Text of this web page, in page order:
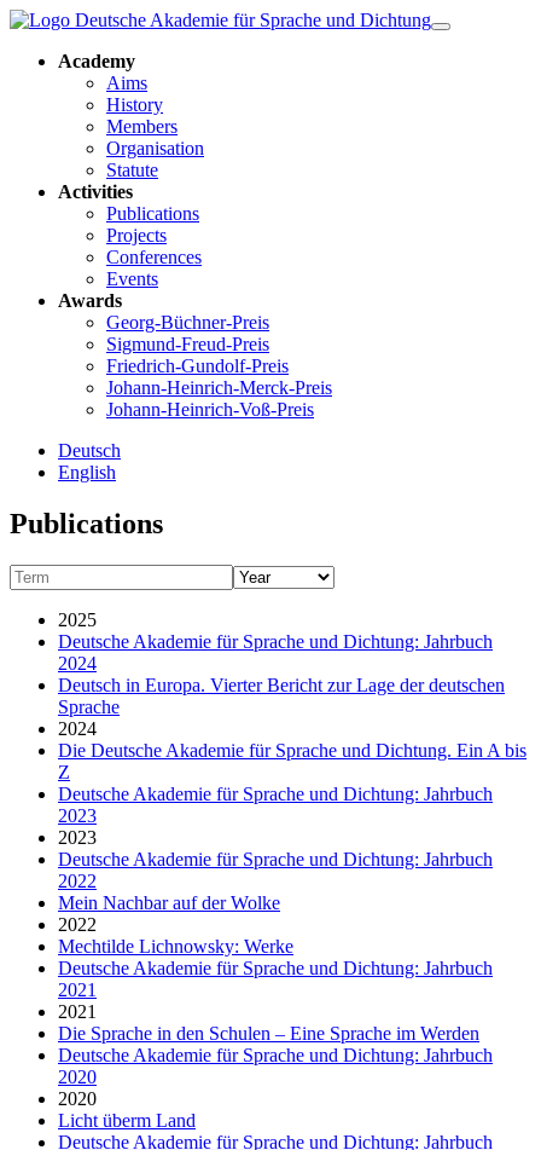
Academy
Aims
History
Members
Organisation
Statute
Activities
Publications
Projects
Conferences
Events
Awards
Georg-Büchner-Preis
Sigmund-Freud-Preis
Friedrich-Gundolf-Preis
Johann-Heinrich-Merck-Preis
Johann-Heinrich-Voß-Preis
Deutsch
English
Publications
2025
Deutsche Akademie für Sprache und Dichtung: Jahrbuch
2024
Deutsch in Europa. Vierter Bericht zur Lage der deutschen
Sprache
2024
Die Deutsche Akademie für Sprache und Dichtung. Ein A bis
Z
Deutsche Akademie für Sprache und Dichtung: Jahrbuch
2023
2023
Deutsche Akademie für Sprache und Dichtung: Jahrbuch
2022
Mein Nachbar auf der Wolke
2022
Mechtilde Lichnowsky: Werke
Deutsche Akademie für Sprache und Dichtung: Jahrbuch
2021
2021
Die Sprache in den Schulen – Eine Sprache im Werden
Deutsche Akademie für Sprache und Dichtung: Jahrbuch
2020
2020
Licht überm Land
Deutsche Akademie für Sprache und Dichtung: Jahrbuch